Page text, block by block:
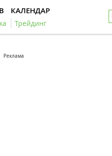
КАЛЕНДАР
Трейдинг
Реклама